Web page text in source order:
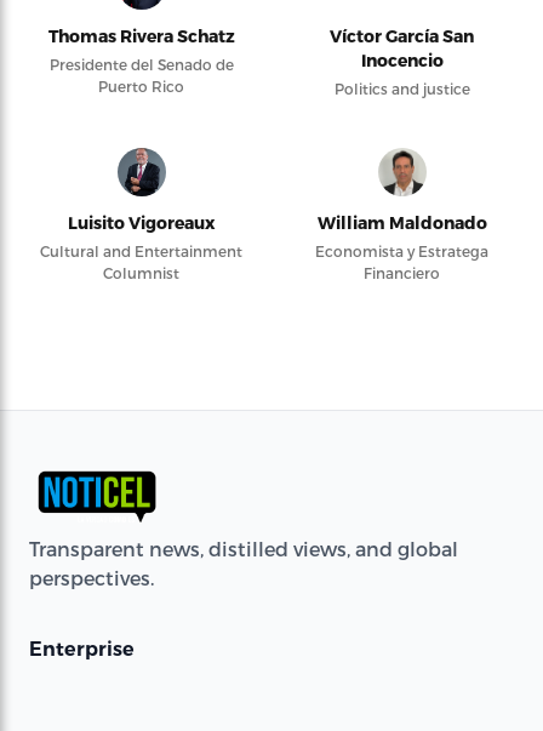
Thomas Rivera Schatz
Presidente del Senado de
Puerto Rico
Víctor García San
Inocencio
Politics and justice
Luisito Vigoreaux
Cultural and Entertainment
Columnist
William Maldonado
Economista y Estratega
Financiero
Transparent news, distilled views, and global
perspectives.
Enterprise